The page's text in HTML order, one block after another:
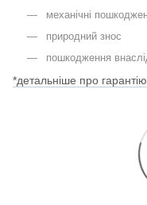
механічні
природний знос
пошкодження
*детальніше про гарантію